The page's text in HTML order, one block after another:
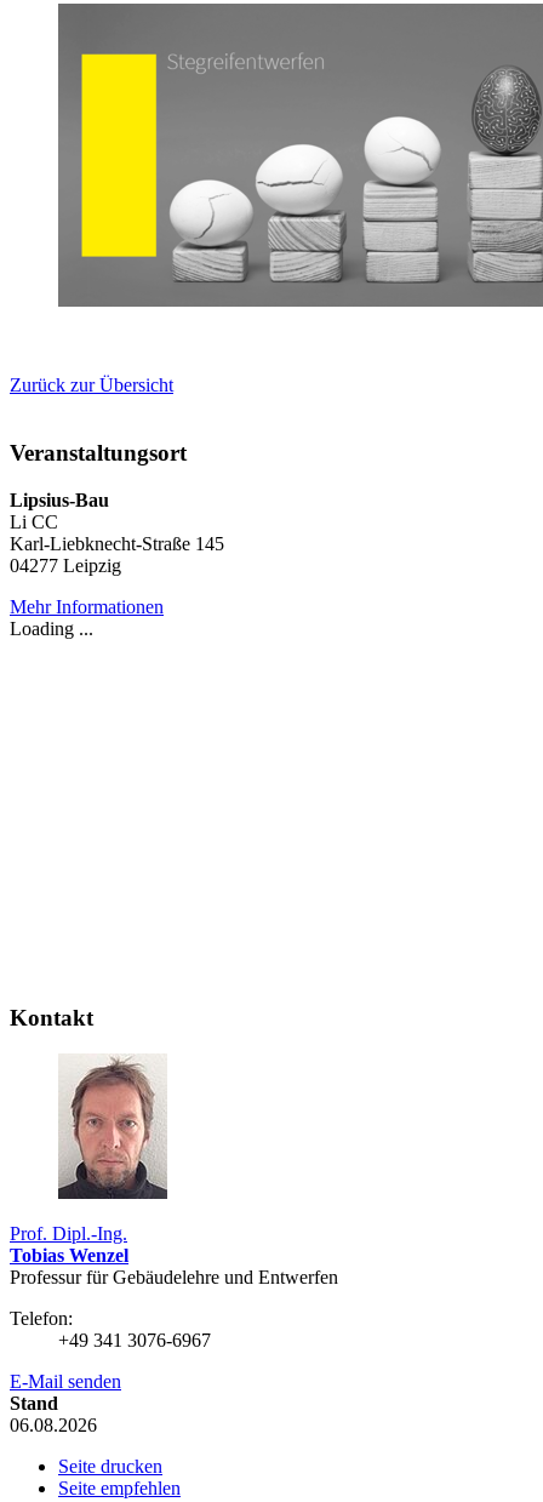
Zurück zur Übersicht
Veranstaltungsort
Lipsius-Bau
Li CC
Karl-Liebknecht-Straße 145
04277 Leipzig
Mehr Informationen
Loading ...
Kontakt
Prof. Dipl.-Ing.
Tobias Wenzel
Professur für Gebäudelehre und Entwerfen
Telefon:
+49 341 3076-6967
E-Mail senden
Stand
06.08.2026
Seite drucken
Seite empfehlen